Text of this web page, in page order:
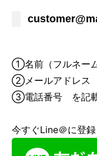
①名前（フルネーム
②メールアドレス
③電話番号 を記載
今すぐLine＠に登録